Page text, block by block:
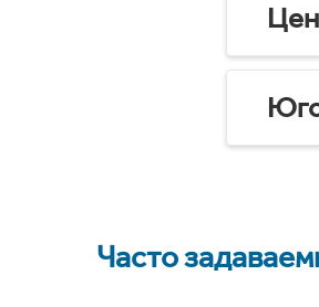
Часто